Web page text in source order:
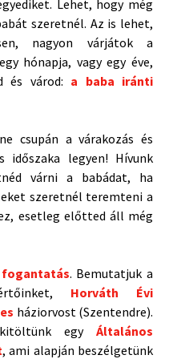
Lehet, hogy még
szeretnél. Az is lehet,
nagyon várjátok a
hónapja, vagy egy éve,
és várod: a baba iránti
csupán a várakozás és
időszaka legyen! Hívunk
várni a babádat, ha
szeretnél teremteni a
esetleg előtted áll még
. Bemutatjuk a
Horváth Évi
háziorvost (Szentendre).
egy Általános
, ami alapján beszélgetünk